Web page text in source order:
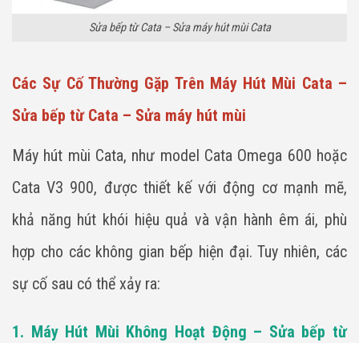
Sửa bếp từ Cata – Sửa máy hút mùi Cata
Các Sự Cố Thường Gặp Trên Máy Hút Mùi Cata –
Sửa bếp từ Cata – Sửa máy hút mùi
Máy hút mùi Cata, như model Cata Omega 600 hoặc
Cata V3 900, được thiết kế với động cơ mạnh mẽ,
khả năng hút khói hiệu quả và vận hành êm ái, phù
hợp cho các không gian bếp hiện đại. Tuy nhiên, các
sự cố sau có thể xảy ra:
1. Máy Hút Mùi Không Hoạt Động – Sửa bếp từ